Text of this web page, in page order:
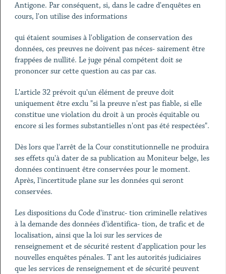
Antigone. Par conséquent, si, dans le cadre d'enquêtes en
cours, l'on utilise des informations
qui étaient soumises à l'obligation de conservation des
données, ces preuves ne doivent pas néces- sairement être
frappées de nullité. Le juge pénal compétent doit se
prononcer sur cette question au cas par cas.
L'article 32 prévoit qu'un élément de preuve doit
uniquement être exclu "si la preuve n'est pas fiable, si elle
constitue une violation du droit à un procès équitable ou
encore si les formes substantielles n'ont pas été respectées".
Dès lors que l'arrêt de la Cour constitutionnelle ne produira
ses effets qu'à dater de sa publication au Moniteur belge, les
données continuent être conservées pour le moment.
Après, l'incertitude plane sur les données qui seront
conservées.
Les dispositions du Code d'instruc- tion criminelle relatives
à la demande des données d'identifica- tion, de trafic et de
localisation, ainsi que la loi sur les services de
renseignement et de sécurité restent d'application pour les
nouvelles enquêtes pénales. T ant les autorités judiciaires
que les services de renseignement et de sécurité peuvent